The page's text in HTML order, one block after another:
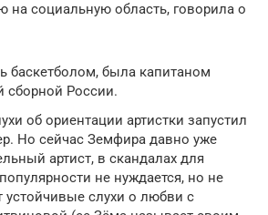
на социальную область, говорила о
баскетболом, была капитаном
сборной России.
об ориентации артистки запустил
Но сейчас Земфира давно уже
артист, в скандалах для
не нуждается, но не
устойчивые слухи о любви с